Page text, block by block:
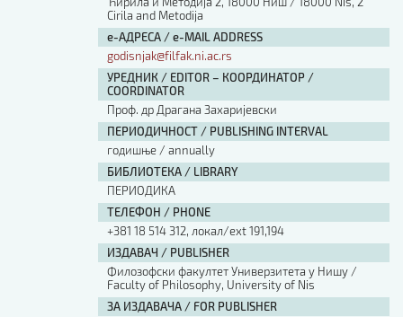
Cirila and Metodija
е-АДРЕСА / e-MAIL ADDRESS
godisnjak@filfak.ni.ac.rs
УРЕДНИК / EDITOR – КООРДИНАТОР /
COORDINATOR
Проф. др Драгана Захаријевски
ПЕРИОДИЧНОСТ / PUBLISHING INTERVAL
годишње / annually
БИБЛИОТЕКА / LIBRARY
ПЕРИОДИКА
ТЕЛЕФОН / PHONE
+381 18 514 312, локал/ext 191,194
ИЗДАВАЧ / PUBLISHER
Филозофски факултет Универзитета у Нишу /
Faculty of Philosophy, University of Nis
ЗА ИЗДАВАЧА / FOR PUBLISHER